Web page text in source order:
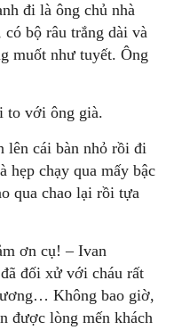
đi là ông chủ nhà
bộ râu trắng dài và
muốt như tuyết. Ông
to với ông già.
lên cái bàn nhỏ rồi đi
hẹp chạy qua mấy bậc
qua chao lại rồi tựa
ơn cụ! – Ivan
đối xử với cháu rất
Không bao giờ,
được lòng mến khách